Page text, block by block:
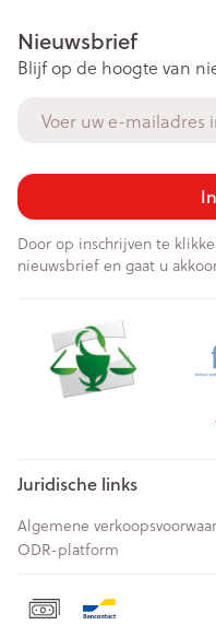
Nieuwsbrief
Blijf op de hoogte van
Door op inschrijven te
nieuwsbrief en gaat u
Juridische links
Algemene
ODR-platform